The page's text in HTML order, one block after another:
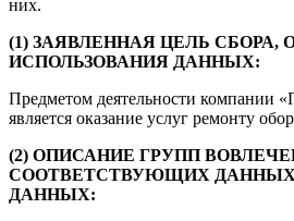
них.
(1) ЗАЯВЛЕННАЯ ЦЕЛЬ СБОРА,
ИСПОЛЬЗОВАНИЯ ДАННЫХ:
Предметом деятельности компании
является оказание услуг ремонту
(2) ОПИСАНИЕ ГРУПП
СООТВЕТСТВУЮЩИХ ДАННЫХ
ДАННЫХ: